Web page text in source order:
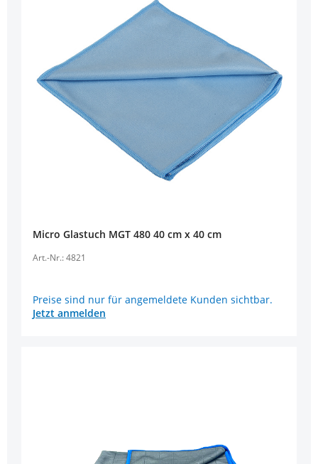
Micro Glastuch MGT 480 40 cm x 40 cm
Art.-Nr.: 4821
Preise sind nur für angemeldete Kunden sichtbar.
Jetzt anmelden